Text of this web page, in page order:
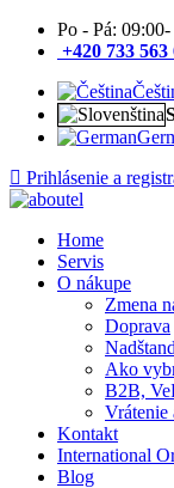
Po - Pá:
+420 733 563
Prihlásenie a
Home
Servis
O nákupe
Zmena
Doprava
Ako
B2B,
Vrátenie
Kontakt
International
Blog